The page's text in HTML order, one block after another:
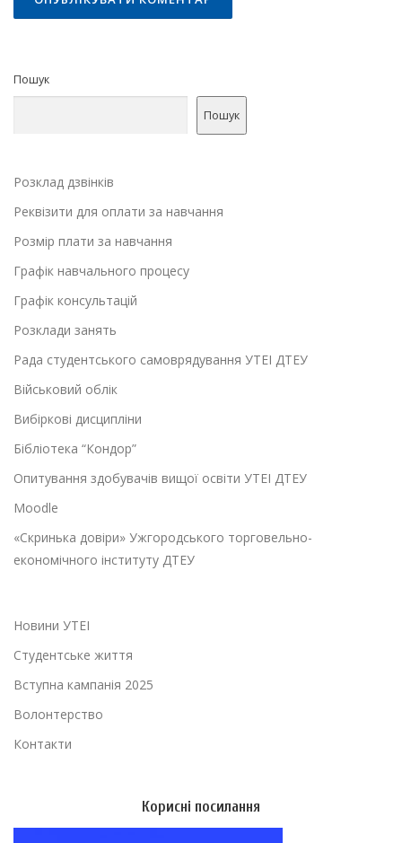
Пошук
Пошук
Розклад дзвінків
Реквізити для оплати за навчання
Розмір плати за навчання
Графік навчального процесу
Графік консультацій
Розклади занять
Рада студентського самоврядування УТЕІ ДТЕУ
Військовий облік
Вибіркові дисципліни
Бібліотека “Кондор”
Опитування здобувачів вищої освіти УТЕІ ДТЕУ
Moodle
«Скринька довіри» Ужгородського торговельно-
економічного інституту ДТЕУ
Новини УТЕІ
Студентське життя
Вступна кампанія 2025
Волонтерство
Контакти
Корисні посилання